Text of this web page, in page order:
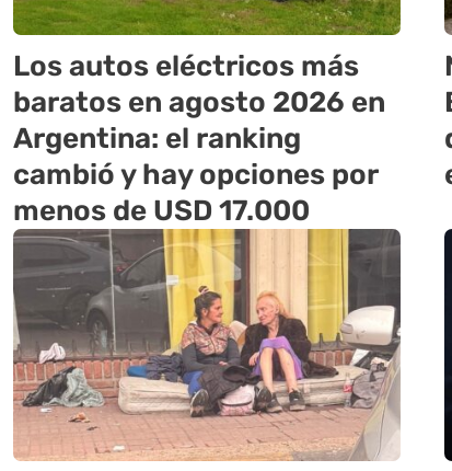
Los autos eléctricos más
baratos en agosto 2026 en
Argentina: el ranking
cambió y hay opciones por
menos de USD 17.000